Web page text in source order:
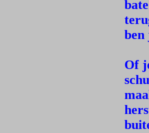
ben
Of